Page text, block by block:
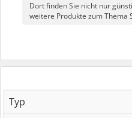
Dort finden Sie nicht nur
weitere Produkte zum Thema
Typ